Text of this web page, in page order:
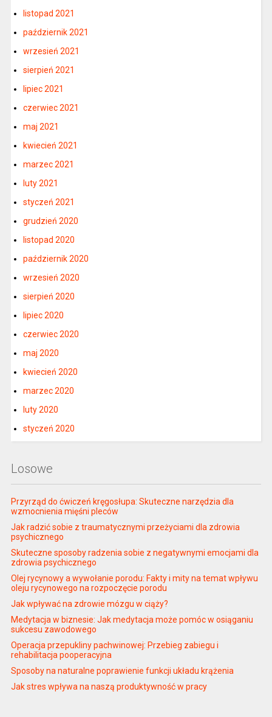
listopad 2021
październik 2021
wrzesień 2021
sierpień 2021
lipiec 2021
czerwiec 2021
maj 2021
kwiecień 2021
marzec 2021
luty 2021
styczeń 2021
grudzień 2020
listopad 2020
październik 2020
wrzesień 2020
sierpień 2020
lipiec 2020
czerwiec 2020
maj 2020
kwiecień 2020
marzec 2020
luty 2020
styczeń 2020
Losowe
Przyrząd do ćwiczeń kręgosłupa: Skuteczne narzędzia dla
wzmocnienia mięśni pleców
Jak radzić sobie z traumatycznymi przeżyciami dla zdrowia
psychicznego
Skuteczne sposoby radzenia sobie z negatywnymi emocjami dla
zdrowia psychicznego
Olej rycynowy a wywołanie porodu: Fakty i mity na temat wpływu
oleju rycynowego na rozpoczęcie porodu
Jak wpływać na zdrowie mózgu w ciąży?
Medytacja w biznesie: Jak medytacja może pomóc w osiąganiu
sukcesu zawodowego
Operacja przepukliny pachwinowej: Przebieg zabiegu i
rehabilitacja pooperacyjna
Sposoby na naturalne poprawienie funkcji układu krążenia
Jak stres wpływa na naszą produktywność w pracy